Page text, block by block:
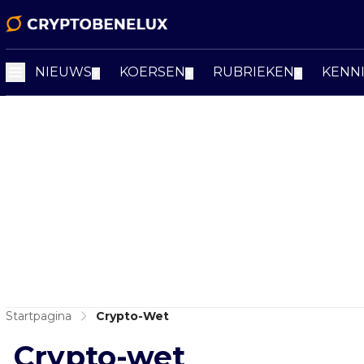
NIEUWS KOERSEN RUBRIEKEN
Startpagina Crypto-Wet
Crypto-wet